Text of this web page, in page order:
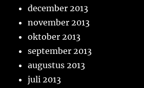
december 2013
november 2013
oktober 2013
september 2013
augustus 2013
juli 2013